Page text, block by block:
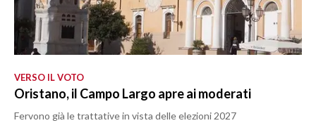
VERSO IL VOTO
Oristano, il Campo Largo apre ai moderati
Fervono già le trattative in vista delle elezioni 2027